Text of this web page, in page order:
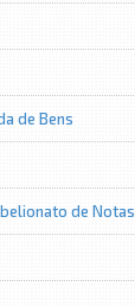
de Bens
de Notas